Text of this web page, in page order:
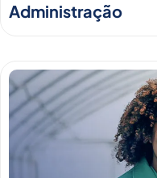
Administração